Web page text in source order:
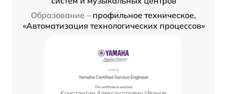
Образование – профильное техническое,
«Автоматизация технологических процессов»